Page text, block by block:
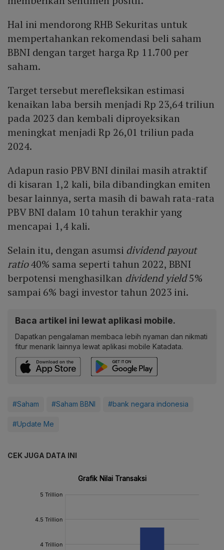
Hal ini mendorong RHB Sekuritas untuk
mempertahankan rekomendasi beli saham
BBNI dengan target harga Rp 11.700 per
saham.
Target tersebut merefleksikan estimasi
kenaikan laba bersih menjadi Rp 23,64 triliun
pada 2023 dan kembali diproyeksikan
meningkat menjadi Rp 26,01 triliun pada
2024.
Adapun rasio PBV BNI dinilai masih atraktif
di kisaran 1,2 kali, bila dibandingkan emiten
besar lainnya, serta masih di bawah rata-rata
PBV BNI dalam 10 tahun terakhir yang
mencapai 1,4 kali.
Selain itu, dengan asumsi dividend payout
ratio40% sama seperti tahun 2022, BBNI
berpotensi menghasilkan dividend yield5%
sampai 6% bagi investor tahun 2023 ini.
Baca artikel ini lewat aplikasi mobile.
Dapatkan pengalaman membaca lebih nyaman dan nikmati
fitur menarik lainnya lewat aplikasi mobile Katadata.
#Saham #Saham BBNI #bank negara indonesia
#Update Me
CEK JUGA DATA INI